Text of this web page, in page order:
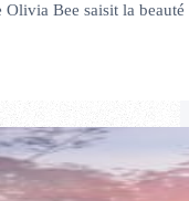
Bee saisit la